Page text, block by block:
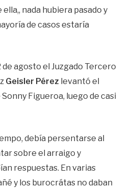
nada hubiera pasado y
de casos estaría
agosto el Juzgado Tercero
Geisler Pérez levantó el
Figueroa, luego de casi
debía persentarse al
sobre el arraigo y
respuestas. En varias
y los burocrátas no daban